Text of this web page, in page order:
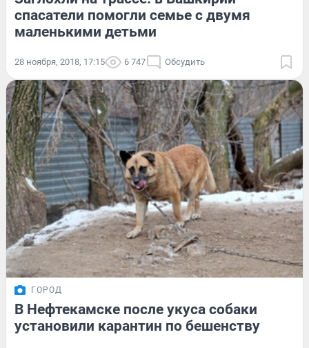
спасатели помогли семье с двумя
маленькими детьми
28 ноября, 2018, 17:15 6 747 Обсудить
ГОРОД
В Нефтекамске после укуса собаки
установили карантин по бешенству